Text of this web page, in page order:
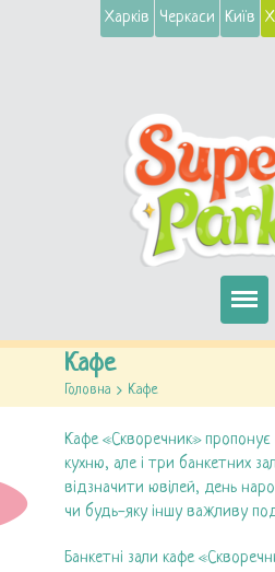
Київ
Черкаси
Харків
Головна
Автомати
Атракціони
Днi народження
Кафе
Кафе
Головна > Кафе
Кафе «Скворечник» пропонує
кухню, але і три банкетних
відзначити ювілей, день
чи будь-яку іншу важливу
Банкетні зали кафе